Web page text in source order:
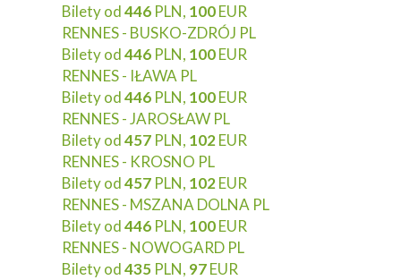
Bilety od446 PLN, 100EUR
RENNES - BUSKO-ZDRÓJ PL
Bilety od446 PLN, 100EUR
RENNES - IŁAWA PL
Bilety od446 PLN, 100EUR
RENNES - JAROSŁAW PL
Bilety od457 PLN, 102EUR
RENNES - KROSNO PL
Bilety od457 PLN, 102EUR
RENNES - MSZANA DOLNA PL
Bilety od446 PLN, 100EUR
RENNES - NOWOGARD PL
Bilety od435 PLN, 97EUR